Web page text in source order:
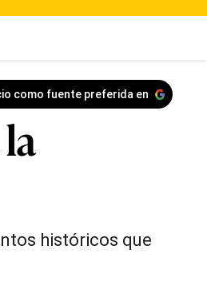
como fuente preferida en
históricos que